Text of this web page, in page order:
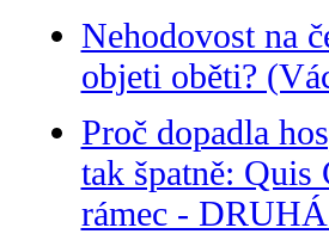
Nehodovost na
objeti oběti?
Proč dopadla
tak špatně: Quis
rámec -